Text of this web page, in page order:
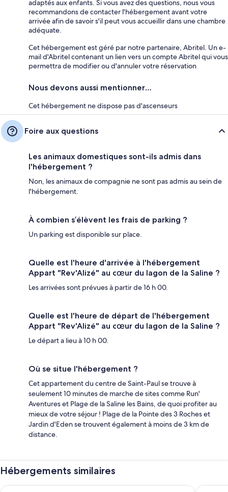
adaptés aux enfants. Si vous avez des questions, nous vous
recommandons de contacter l'hébergement avant votre
arrivée afin de savoir s'il peut vous accueillir dans une chambre
adéquate.
Cet hébergement est géré par notre partenaire, Abritel. Un e-
mail d'Abritel contenant un lien vers un compte Abritel qui vous
permettra de modifier ou d'annuler votre réservation
Nous devons aussi mentionner…
Cet hébergement ne dispose pas d'ascenseurs
Foire aux questions
Les animaux domestiques sont-ils admis dans
l'hébergement ?
Non, les animaux de compagnie ne sont pas admis au sein de
l'hébergement.
À combien s’élèvent les frais de parking ?
Un parking est disponible sur place.
Quelle est l'heure d'arrivée à l'hébergement
Appart "Rev'Alizé" au cœur du lagon de la Saline ?
Les arrivées sont prévues à partir de 16 h 00.
Quelle est l'heure de départ de l'hébergement
Appart "Rev'Alizé" au cœur du lagon de la Saline ?
Le départ a lieu à 10 h 00.
Où se situe l'hébergement ?
Cet appartement du centre de Saint-Paul se trouve à
seulement 10 minutes de marche de sites comme Run'
Aventures et Plage de la Saline les Bains, de quoi profiter au
mieux de votre séjour ! Plage de la Pointe des 3 Roches et
Jardin d'Eden se trouvent également à moins de 3 km de
distance.
Hébergements similaires
Les Aigrettes